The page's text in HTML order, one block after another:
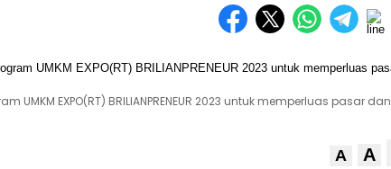
UMKM EXPO(RT) BRILIANPRENEUR 2023 untuk memperluas pasar dan
A A